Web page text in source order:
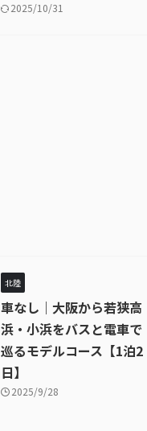
2025/10/31
北陸
車なし｜大阪から若狭高
浜・小浜をバスと電車で
巡るモデルコース【1泊2
日】
2025/9/28